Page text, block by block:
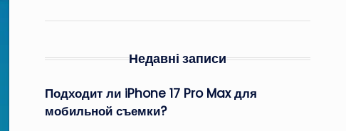
Недавні записи
Подходит ли iPhone 17 Pro Max для
мобильной съемки?